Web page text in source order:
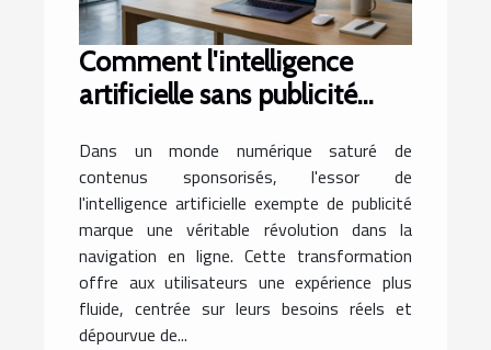
Comment l'intelligence
artificielle sans publicité
expérience en ligne ?
Dans un monde numérique saturé de
contenus sponsorisés, l'essor de
l'intelligence artificielle exempte de publicité
marque une véritable révolution dans la
navigation en ligne. Cette transformation
offre aux utilisateurs une expérience plus
fluide, centrée sur leurs besoins réels et
dépourvue de...